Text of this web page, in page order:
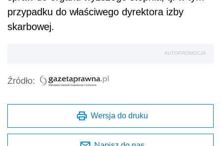
przypadku do właściwego dyrektora izby
skarbowej.
AUTOPROMOCJA
Źródło:
Wersja do druku